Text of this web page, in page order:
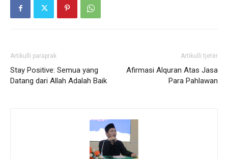
Artikulli paraprak
Stay Positive: Semua yang
Datang dari Allah Adalah Baik
Artikulli tjetër
Afirmasi Alquran Atas Jasa
Para Pahlawan